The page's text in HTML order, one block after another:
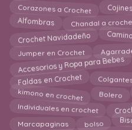
Corazones a Crochet
Alfombras Chandal a
Crochet Navidadeño
Jumper en Crochet
Accesorios y Ropa para Bebes
Faldas en Crochet
kimono en crochet Bolero
Individuales en crochet
Marcapaginas bolso